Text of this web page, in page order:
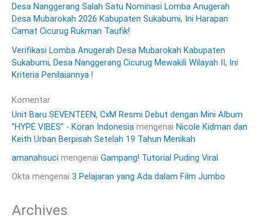
Desa Nanggerang Salah Satu Nominasi Lomba Anugerah
Desa Mubarokah 2026 Kabupaten Sukabumi, Ini Harapan
Camat Cicurug Rukman Taufik!
Verifikasi Lomba Anugerah Desa Mubarokah Kabupaten
Sukabumi, Desa Nanggerang Cicurug Mewakili Wilayah II, Ini
Kriteria Penilaiannya !
Komentar
Unit Baru SEVENTEEN, CxM Resmi Debut dengan Mini Album
“HYPE VIBES” - Koran Indonesia mengenai Nicole Kidman dan
Keith Urban Berpisah Setelah 19 Tahun Menikah
amanahsuci mengenai Gampang! Tutorial Puding Viral
Okta mengenai 3 Pelajaran yang Ada dalam Film Jumbo
Archives